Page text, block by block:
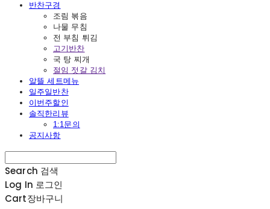
반찬구경
조림 볶음
나물 무침
전 부침 튀김
고기반찬
국 탕 찌개
절임 젓갈 김치
알뜰 세트메뉴
일주일반찬
이번주할인
솔직한리뷰
1:1문의
공지사항
Search 검색
Log In 로그인
Cart장바구니